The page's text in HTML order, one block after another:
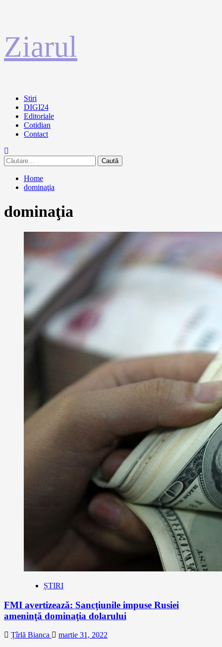
la
conținut
Ziarul
Primary
Menu
Stiri
DIGI24
Editoriale
Cotidian
Contact
Caută
după:
Home
dominaţia
dominaţia
ȘTIRI
FMI avertizează: Sancţiunile impuse Rusiei
ameninţă dominaţia dolarului
Țîrlă Bianca
martie 31, 2022